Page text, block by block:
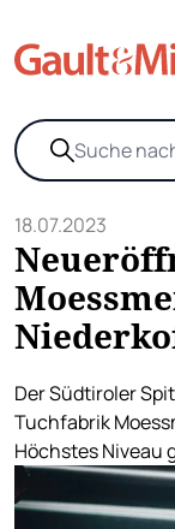
18.07.2023
Der Südtiroler
Tuchfabrik
Höchstes Niveau